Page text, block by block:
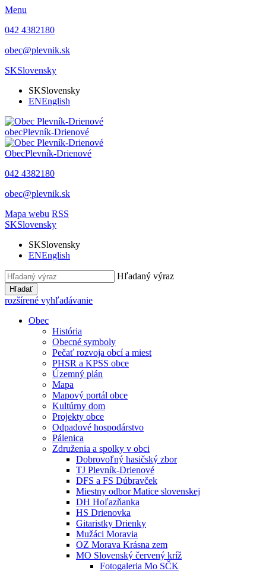
Menu
042 4382180
obec@plevnik.sk
SKSlovensky
SKSlovensky
ENEnglish
obecPlevník-Drienové
ObecPlevník-Drienové
042 4382180
obec@plevnik.sk
Mapa webu RSS
SKSlovensky
SKSlovensky
ENEnglish
Hľadaný výraz
Hľadať
rozšírené vyhľadávanie
Obec
História
Obecné symboly
Pečať rozvoja obcí a miest
PHSR a KPSS obce
Územný plán
Mapa
Mapový portál obce
Kultúrny dom
Projekty obce
Odpadové hospodárstvo
Pálenica
Združenia a spolky v obci
Dobrovoľný hasičský zbor
TJ Plevník-Drienové
DFS a FS Dúbravček
Miestny odbor Matice slovenskej
DH Hoľazňanka
HS Drienovka
Gitaristky Drienky
Mužáci Moravia
OZ Morava Krásna zem
MO Slovenský červený kríž
Fotogaleria Mo SČK